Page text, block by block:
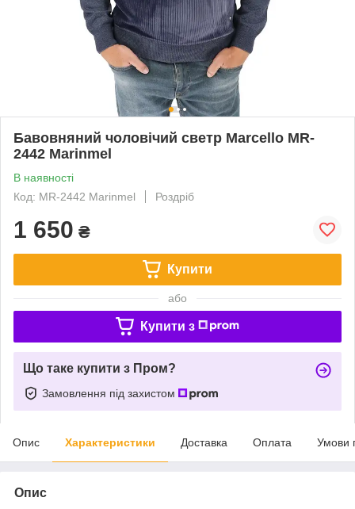
Бавовняний чоловічий светр Marcello MR-
2442 Marinmel
В наявності
Код: MR-2442 Marinmel
Роздріб
1 650 ₴
Купити
або
Купити з
Що таке купити з Пром?
Замовлення під захистом
Опис Характеристики Доставка Оплата Умови
Опис